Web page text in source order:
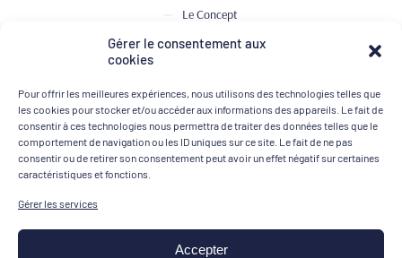
Gérer le consentement aux
cookies
Pour offrir les meilleures expériences, nous utilisons des technologies telles que
les cookies pour stocker et/ou accéder aux informations des appareils. Le fait de
consentir à ces technologies nous permettra de traiter des données telles que le
comportement de navigation ou les ID uniques sur ce site. Le fait de ne pas
consentir ou de retirer son consentement peut avoir un effet négatif sur certaines
caractéristiques et fonctions.
Gérer les services
Accepter
Le Concept
Club de Dégustation
Contact
MOYENS DE PAIEMENT